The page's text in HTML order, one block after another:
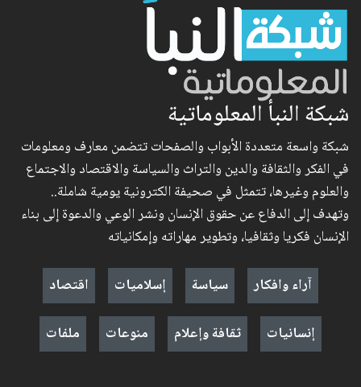
شبكة النبأ المعلوماتية
شبكة واسعة متعددة الأبواب والصفحات تتضمن معارف ومعلومات
في الفكر والثقافة والدين والتراث والسياسة والاقتصاد والاجتماع
والعلوم وغيرها، تتمثل في صحيفة الكترونية يومية شاملة..
وتهدف إلى الدفاع عن حقوق الإنسان ونشر الوعي والدعوة إلى بناء
الإنسان فكريا وثقافيا، وتطوير مهاراته وإمكانياته
آراء وافكار
سياسة إسلاميات
اقتصاد
إنسانيات
ثقافة وإعلام منوعات ملفات